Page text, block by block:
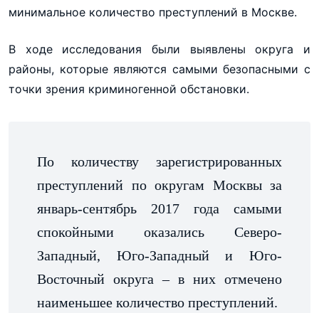
минимальное количество преступлений в Москве.
В ходе исследования были выявлены округа и
районы, которые являются самыми безопасными с
точки зрения криминогенной обстановки.
По количеству зарегистрированных
преступлений по округам Москвы за
январь-сентябрь 2017 года самыми
спокойными оказались Северо-
Западный, Юго-Западный и Юго-
Восточный округа – в них отмечено
наименьшее количество преступлений.